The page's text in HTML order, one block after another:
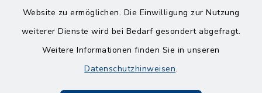
Website zu ermöglichen. Die Einwilligung zur Nutzung
weiterer Dienste wird bei Bedarf gesondert abgefragt.
Weitere Informationen finden Sie in unseren
Datenschutzhinweisen.
Barrierefreiheit